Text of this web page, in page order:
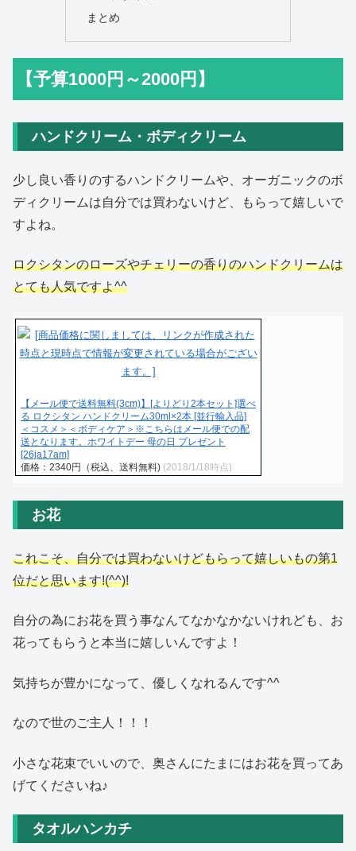
まとめ
【予算1000円～2000円】
ハンドクリーム・ボディクリーム
少し良い香りのするハンドクリームや、オーガニックのボ
ディクリームは自分では買わないけど、もらって嬉しいで
すよね。
ロクシタンのローズやチェリーの香りのハンドクリームは
とても人気ですよ^^
【メール便で送料無料(3cm)】[よりどり2本セット]選べ
る ロクシタン ハンドクリーム30ml×2本 [並行輸入品]
＜コスメ＞＜ボディケア＞※こちらはメール便での配
送となります。ホワイトデー 母の日 プレゼント
[26ja17am]
価格：2340円（税込、送料無料) (2018/1/18時点)
お花
これこそ、自分では買わないけどもらって嬉しいもの第1
位だと思います!(^^)!
自分の為にお花を買う事なんてなかなかないけれども、お
花ってもらうと本当に嬉しいんですよ！
気持ちが豊かになって、優しくなれるんです^^
なので世のご主人！！！
小さな花束でいいので、奥さんにたまにはお花を買ってあ
げてくださいね♪
タオルハンカチ